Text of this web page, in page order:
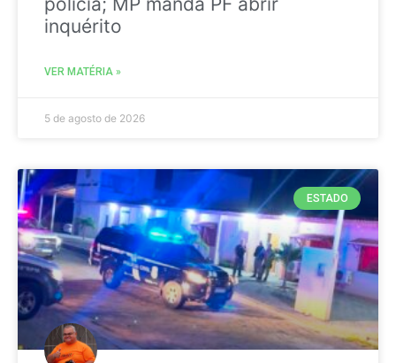
inquérito
VER MATÉRIA »
5 de agosto de 2026
ESTADO